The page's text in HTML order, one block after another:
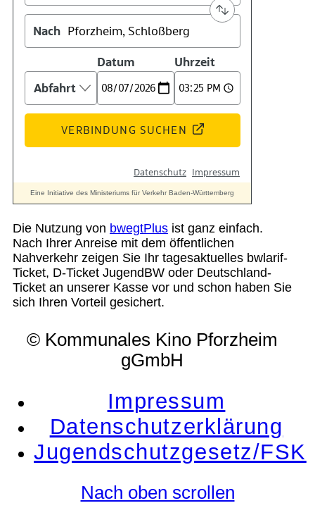
Suche
Menü Menü
Die Nutzung von bwegtPlus ist ganz einfach.
Nach Ihrer Anreise mit dem öffentlichen
Nahverkehr zeigen Sie Ihr tagesaktuelles bwlarif-
Ticket, D-Ticket JugendBW oder Deutschland-
Ticket an unserer Kasse vor und schon haben Sie
sich Ihren Vorteil gesichert.
© Kommunales Kino Pforzheim
gGmbH
Impressum
Datenschutzerklärung
Jugendschutzgesetz/FSK
Nach oben scrollen